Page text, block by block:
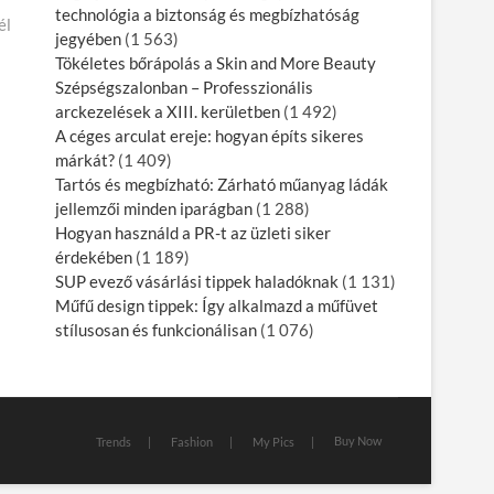
technológia a biztonság és megbízhatóság
jegyében (1 563)
Tökéletes bőrápolás a Skin and More Beauty
Szépségszalonban – Professzionális
arckezelések a XIII. kerületben (1 492)
A céges arculat ereje: hogyan építs sikeres
márkát? (1 409)
Tartós és megbízható: Zárható műanyag ládák
jellemzői minden iparágban (1 288)
Hogyan használd a PR-t az üzleti siker
érdekében (1 189)
SUP evező vásárlási tippek haladóknak (1 131)
Műfű design tippek: Így alkalmazd a műfüvet
stílusosan és funkcionálisan (1 076)
Trends Fashion My Pics Buy Now